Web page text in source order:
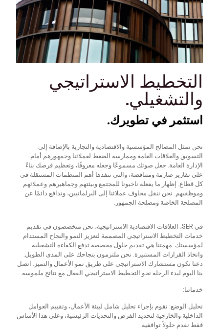
التخطيط الاستراتيجي
والتشغيلي.
استثمر في تطويرك.
نحن نمثل المصالح المؤسسية والاقتصادية والتجارية بالإضافة إلى
التسويق والعلاقات العامة وممارسة الضغط لعملائنا وجمهورهم أمام
الإدارة العامة. جعل صوتك مسموعًا وجعله معروفًا، وتعظيم فرصك بناءً
على تقارير صارمة ومتناقضة، والتي تنفذها أهم المنظمات المستقلة في
كل قطاع. إظهار ما يفعله ناخبونا للمجتمع وبيئتهم وجماهيرهم وعملائهم
وموظفيهم. نحن ننقل مخاوف عملائنا إلى البرلمانيين، وندافع دائمًا عن
المصلحة الخاصة ومصلحة الجمهور.
في SER، العلاقات الاقتصادية الاستراتيجية، نحن متخصصون في تقديم
خدمات التخطيط الاستراتيجي المصممة لتعزيز النمو والنجاح المستدام
لمؤسستك. مهمتنا هي تقديم حلول مخصصة تدفع الكفاءة التشغيلية
واتخاذ القرارات المستنيرة. نحن ملتزمون بنجاحك على المدى الطويل.
دعنا نكون مستشارك الاستراتيجي على طريق نمو الأعمال والتميز. اتصل
بنا اليوم لبدء الرحلة نحو التخطيط الاستراتيجي الفعال مع نتائج ملموسة.
خدماتنا:
تحليل الوضع: نقوم بإجراء تحليل شامل لبيئة الأعمال، وتقييم العوامل
الداخلية والخارجية لتحديد الفرص والتحديات الرئيسية، وعلى هذا الأساس
فقط نقدم حلولاً توافقية.